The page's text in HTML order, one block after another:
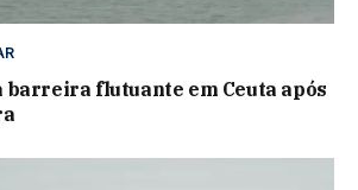
barreira flutuante em Ceuta após